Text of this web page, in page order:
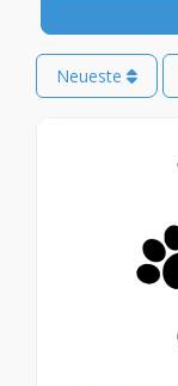
Neueste